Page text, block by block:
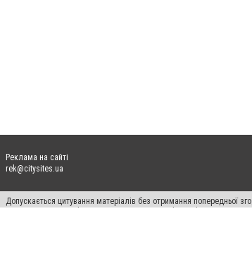
Реклама на сайті
rek@citysites.ua
Допускається цитування матеріалів без отримання попередньої
пошукових систем гіперпосилання на цитовані статті не нижче